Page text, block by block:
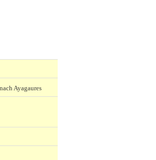
Ayagaures